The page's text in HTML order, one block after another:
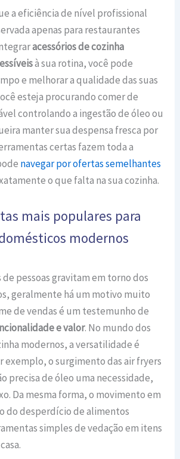
a eficiência de nível profissional
apenas para restaurantes
acessórios de cozinha
à sua rotina, você pode
e melhorar a qualidade das suas
esteja procurando comer de
controlando a ingestão de óleo ou
manter sua despensa fresca por
certas fazem toda a
navegar por ofertas semelhantes
o que falta na sua cozinha.
mais populares para
modernos
pessoas gravitam em torno dos
geralmente há um motivo muito
de vendas é um testemunho de
e valor. No mundo dos
modernos, a versatilidade é
exemplo, o surgimento das air fryers
precisa de óleo uma necessidade,
Da mesma forma, o movimento em
do desperdício de alimentos
simples de vedação em itens